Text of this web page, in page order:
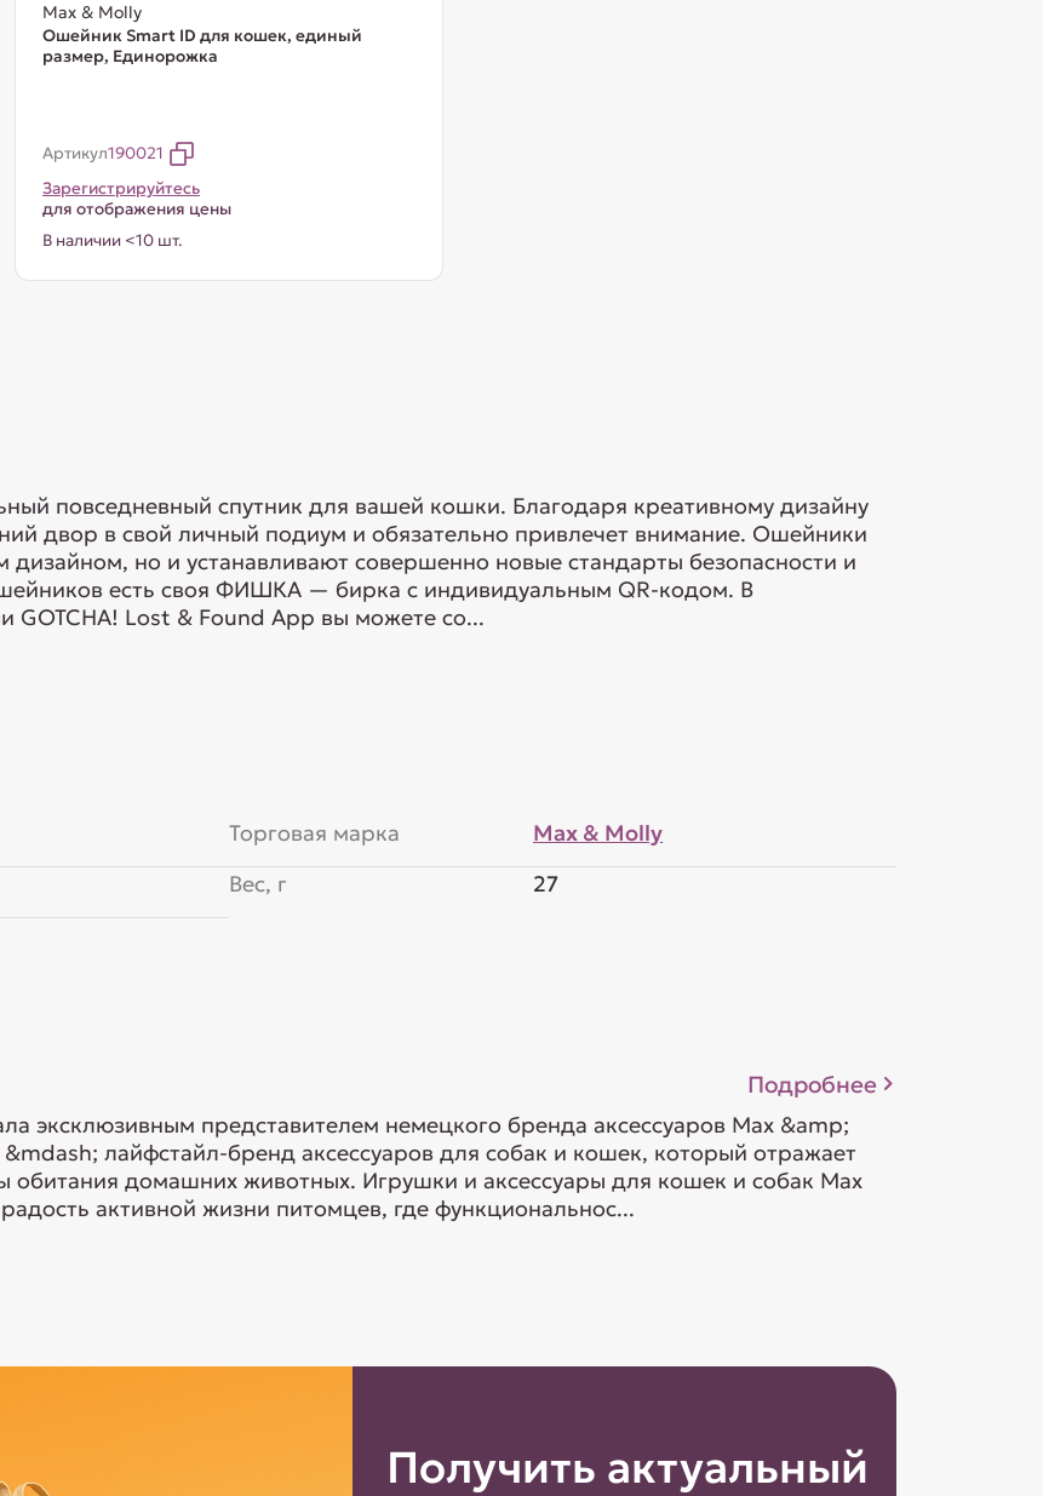
Max & Molly
Ошейник Smart ID для кошек, единый
размер, Единорожка
Артикул190021
Зарегистрируйтесь
для отображения цены
В наличии <10 шт.
повседневный спутник для вашей кошки. Благодаря креативному дизайну
двор в свой личный подиум и обязательно привлечет внимание. Ошейники
дизайном, но и устанавливают совершенно новые стандарты безопасности и
есть своя ФИШКА — бирка с индивидуальным QR-кодом. В
Lost & Found App вы можете со...
Торговая марка
Max & Molly
Вес, г
27
Подробнее
эксклюзивным представителем немецкого бренда аксессуаров Max &amp;
лайфстайл-бренд аксессуаров для собак и кошек, который отражает
обитания домашних животных. Игрушки и аксессуары для кошек и собак Max
активной жизни питомцев, где функциональнос...
Получить актуальный